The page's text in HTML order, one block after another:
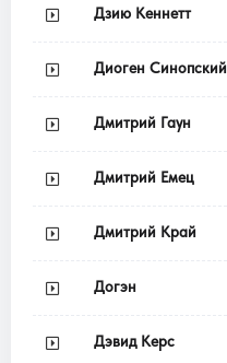
Дзию Кеннетт
Диоген Синопский
Дмитрий Гаун
Дмитрий Емец
Дмитрий Край
Догэн
Дэвид Керс